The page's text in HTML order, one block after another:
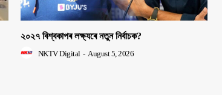
২০২৭ বিশ্বকাপৰ লক্ষ্যৰে নতুন নিৰ্বাচক?
NKTV Digital - August 5, 2026